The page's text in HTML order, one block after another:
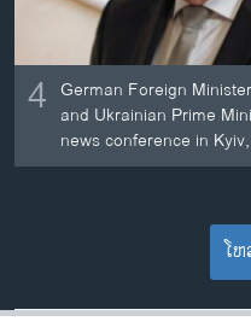
4 German Foreign
and Ukrainian Prime
news conference in
ໂ